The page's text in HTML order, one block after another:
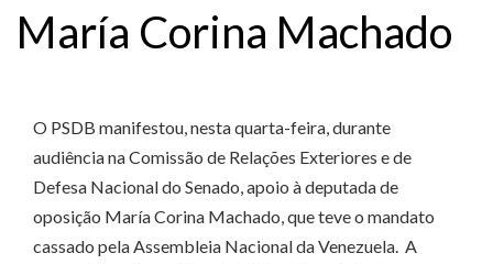
María Corina Machado
O PSDB manifestou, nesta quarta-feira, durante
audiência na Comissão de Relações Exteriores e de
Defesa Nacional do Senado, apoio à deputada de
oposição María Corina Machado, que teve o mandato
cassado pela Assembleia Nacional da Venezuela. A